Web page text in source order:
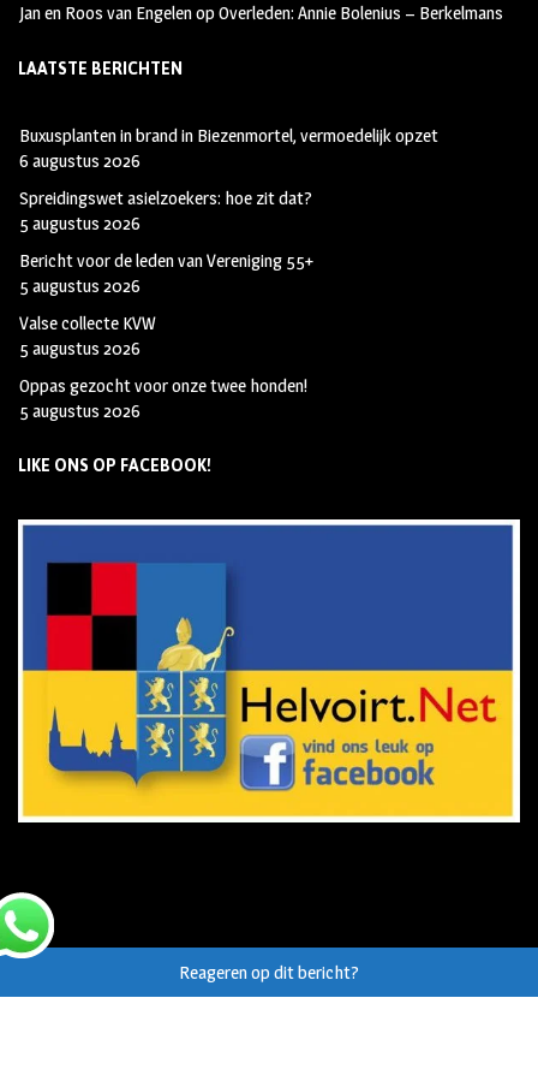
Jan en Roos van EngelenopOverleden: Annie Bolenius – Berkelmans
LAATSTE BERICHTEN
Buxusplanten in brand in Biezenmortel, vermoedelijk opzet
6 augustus 2026
Spreidingswet asielzoekers: hoe zit dat?
5 augustus 2026
Bericht voor de leden van Vereniging 55+
5 augustus 2026
Valse collecte KVW
5 augustus 2026
Oppas gezocht voor onze twee honden!
5 augustus 2026
LIKE ONS OP FACEBOOK!
Reageren op dit bericht?
© Auteursrecht op eigen tekst/beeld vanHelvoirt.net,Haaren.nuen